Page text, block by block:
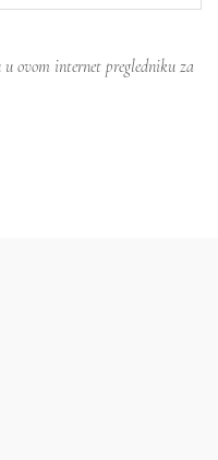
ovom internet pregledniku za